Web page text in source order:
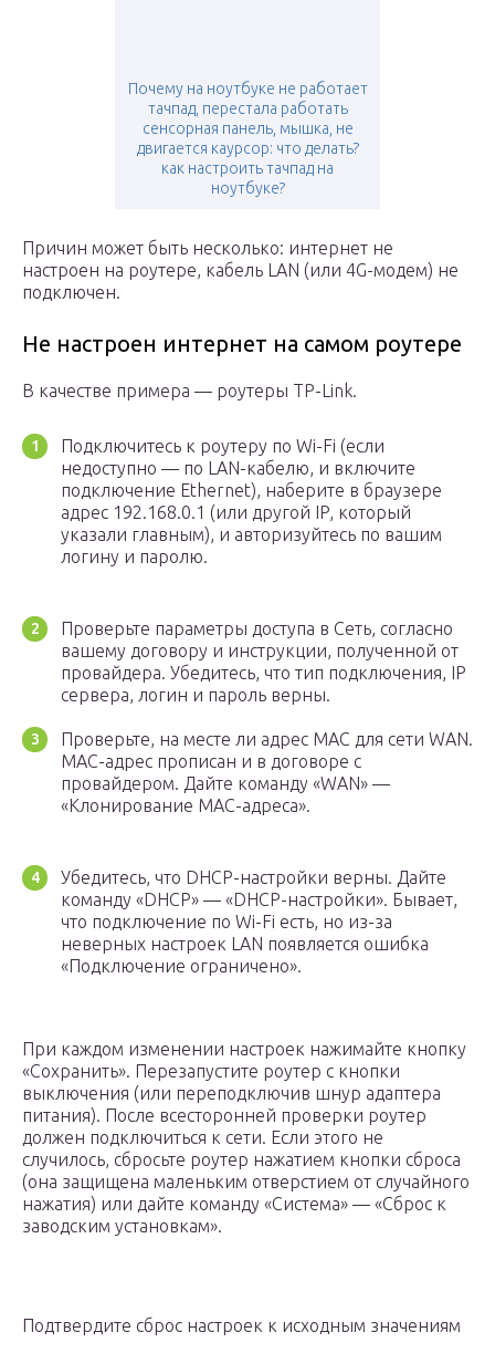
Почему на ноутбуке не работает
тачпад, перестала работать
сенсорная панель, мышка, не
двигается каурсор: что делать?
как настроить тачпад на
ноутбуке?
Причин может быть несколько: интернет не
настроен на роутере, кабель LAN (или 4G-модем) не
подключен.
Не настроен интернет на самом роутере
В качестве примера — роутеры TP-Link.
Подключитесь к роутеру по Wi-Fi (если
недоступно — по LAN-кабелю, и включите
подключение Ethernet), наберите в браузере
адрес 192.168.0.1 (или другой IP, который
указали главным), и авторизуйтесь по вашим
логину и паролю.
Проверьте параметры доступа в Сеть, согласно
вашему договору и инструкции, полученной от
провайдера. Убедитесь, что тип подключения, IP
сервера, логин и пароль верны.
Проверьте, на месте ли адрес MAC для сети WAN.
MAC-адрес прописан и в договоре с
провайдером. Дайте команду «WAN» —
«Клонирование MAC-адреса».
Убедитесь, что DHCP-настройки верны. Дайте
команду «DHCP» — «DHCP-настройки». Бывает,
что подключение по Wi-Fi есть, но из-за
неверных настроек LAN появляется ошибка
«Подключение ограничено».
При каждом изменении настроек нажимайте кнопку
«Сохранить». Перезапустите роутер с кнопки
выключения (или переподключив шнур адаптера
питания). После всесторонней проверки роутер
должен подключиться к сети. Если этого не
случилось, сбросьте роутер нажатием кнопки сброса
(она защищена маленьким отверстием от случайного
нажатия) или дайте команду «Система» — «Сброс к
заводским установкам».
Подтвердите сброс настроек к исходным значениям